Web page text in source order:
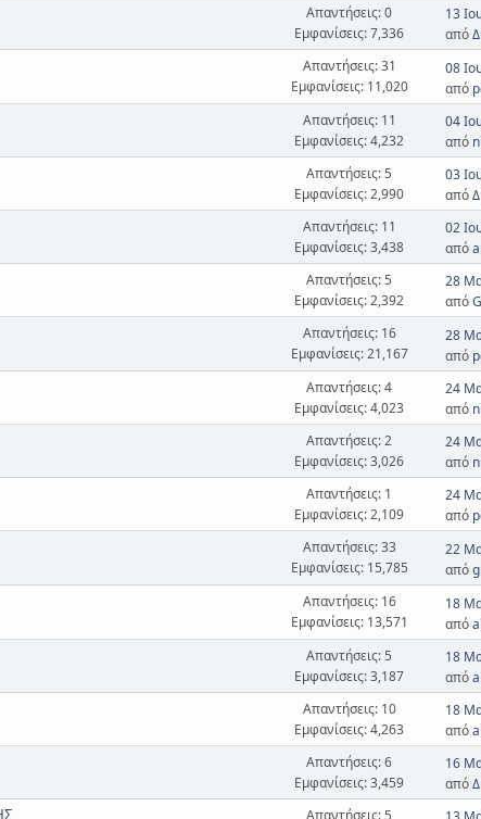
Απαντήσεις: 0
Εμφανίσεις: 7,336
13
από
Απαντήσεις: 31
Εμφανίσεις: 11,020
08
από
Απαντήσεις: 11
Εμφανίσεις: 4,232
04
από
Απαντήσεις: 5
Εμφανίσεις: 2,990
03
από
Απαντήσεις: 11
Εμφανίσεις: 3,438
02
από
Απαντήσεις: 5
Εμφανίσεις: 2,392
28
από
Απαντήσεις: 16
Εμφανίσεις: 21,167
28
από
Απαντήσεις: 4
Εμφανίσεις: 4,023
24
από
Απαντήσεις: 2
Εμφανίσεις: 3,026
24
από
Απαντήσεις: 1
Εμφανίσεις: 2,109
24
από
Απαντήσεις: 33
Εμφανίσεις: 15,785
22
από
Απαντήσεις: 16
Εμφανίσεις: 13,571
18
από
Απαντήσεις: 5
Εμφανίσεις: 3,187
18
από
Απαντήσεις: 10
Εμφανίσεις: 4,263
18
από
Απαντήσεις: 6
Εμφανίσεις: 3,459
16
από
Απαντήσεις: 5